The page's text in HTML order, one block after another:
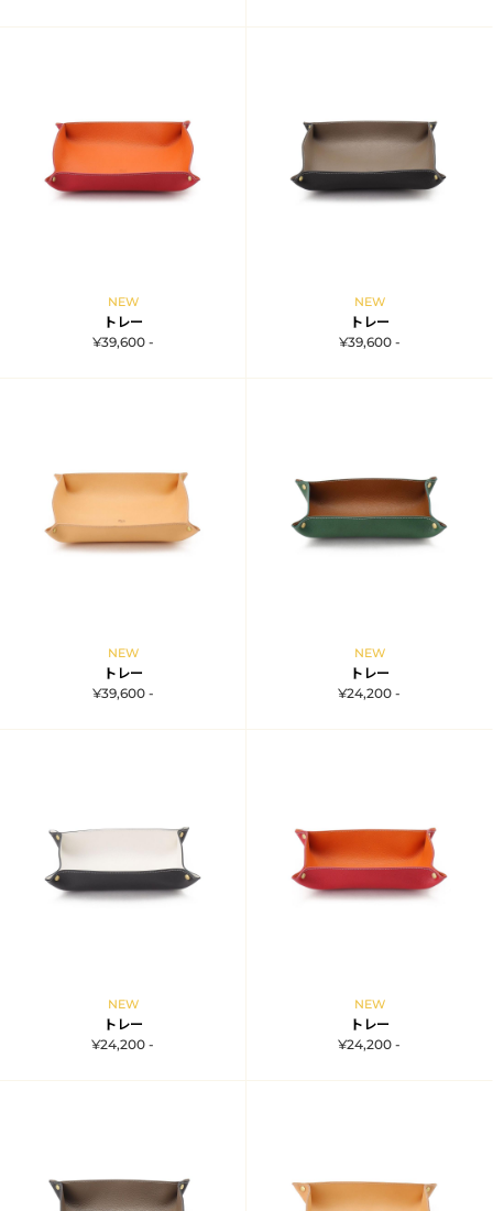
NEW
トレー
¥39,600 -
NEW
トレー
¥39,600 -
NEW
トレー
¥39,600 -
NEW
トレー
¥24,200 -
NEW
トレー
¥24,200 -
NEW
トレー
¥24,200 -